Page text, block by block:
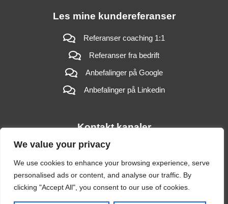
We value your privacy
We use cookies to enhance your browsing experience, serve
personalised ads or content, and analyse our traffic. By
clicking "Accept All", you consent to our use of cookies.
d
g
a
o
k
f
Les mine kundereferanser
Referanser coaching 1:1
Referanser fra bedrift
Anbefalinger på Google
Anbefalinger på Linkedin
Kontakt kanaler
Timebestilling
Telefon 91 62 62 55
Mail meg
Personvernerklæring